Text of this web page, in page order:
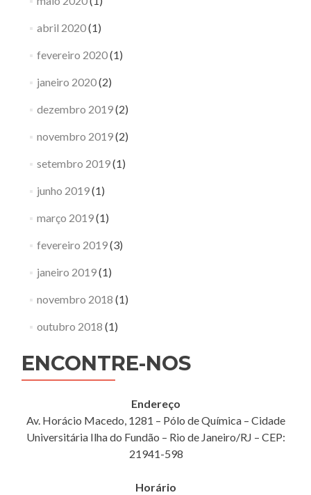
abril 2020(1)
fevereiro 2020(1)
janeiro 2020(2)
dezembro 2019(2)
novembro 2019(2)
setembro 2019(1)
junho 2019(1)
março 2019(1)
fevereiro 2019(3)
janeiro 2019(1)
novembro 2018 (1)
outubro 2018 (1)
ENCONTRE-NOS
Endereço
Av. Horácio Macedo, 1281 – Pólo de Química – Cidade
Universitária Ilha do Fundão – Rio de Janeiro/RJ – CEP:
21941-598
Horário